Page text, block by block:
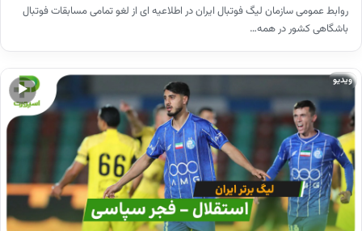
روابط عمومی سازمان لیگ فوتبال ایران در اطلاعیه ای از لغو تمامی مسابقات فوتبال
باشگاهی کشور در همه…
▶
ویدیو